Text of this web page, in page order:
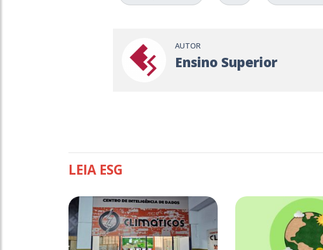
AUTOR
Ensino Superior
LEIA ESG